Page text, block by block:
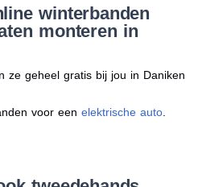
winterbanden
monteren in
ze geheel gratis bij jou in Daniken
voor een elektrische auto.